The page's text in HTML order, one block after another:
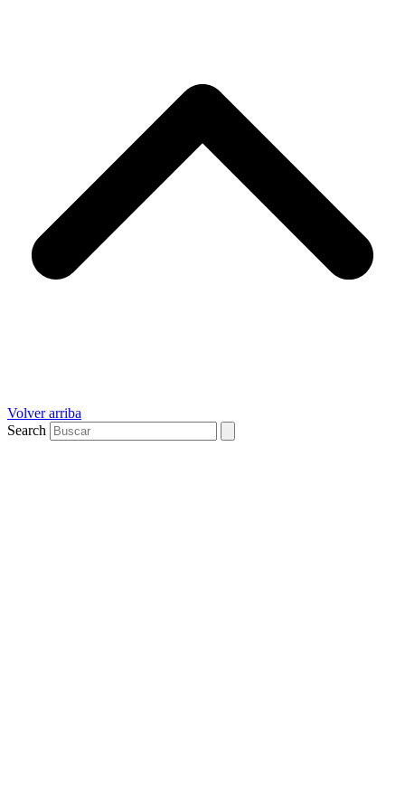
Volver arriba
Search